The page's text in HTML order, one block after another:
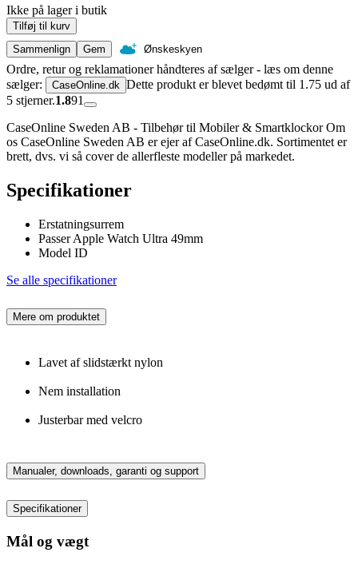
Ikke på lager i butik
Tilføj til kurv
Sammenlign
Gem Ønskeskyen
Ordre, retur og reklamationer håndteres af sælger - læs om denne
sælger:
CaseOnline.dk Dette produkt er blevet bedømt til 1.75 ud af
5 stjerner.1.891
CaseOnline Sweden AB - Tilbehør til Mobiler & Smartklockor Om
os CaseOnline Sweden AB er ejer af CaseOnline.dk. Sortimentet er
brett, dvs. vi så cover de allerfleste modeller på markedet.
Specifikationer
Erstatningsurrem
Passer Apple Watch Ultra 49mm
Model ID
Se alle specifikationer
Mere om produktet
Lavet af slidstærkt nylon
Nem installation
Justerbar med velcro
Manualer, downloads, garanti og support
Specifikationer
Mål og vægt